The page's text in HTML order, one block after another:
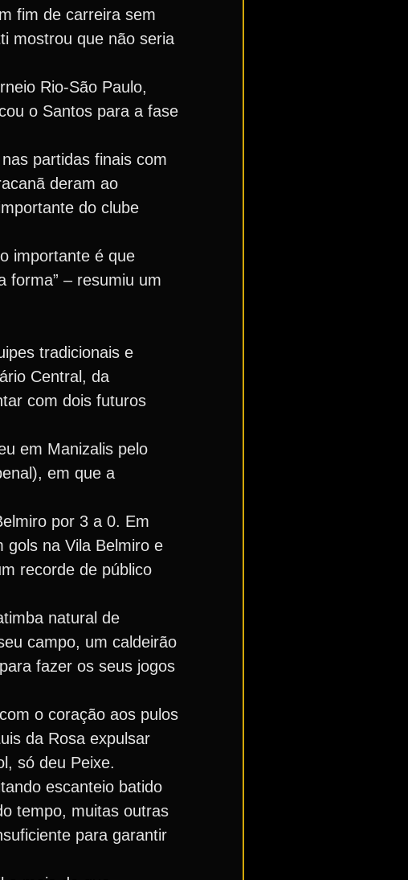
fim de carreira sem
mostrou que não seria
Rio-São Paulo,
o Santos para a fase
partidas finais com
deram ao
do clube
importante é que
forma” – resumiu um
tradicionais e
Central, da
com dois futuros
em Manizalis pelo
em que a
por 3 a 0. Em
gols na Vila Belmiro e
recorde de público
natural de
campo, um caldeirão
fazer os seus jogos
o coração aos pulos
da Rosa expulsar
só deu Peixe.
escanteio batido
tempo, muitas outras
para garantir